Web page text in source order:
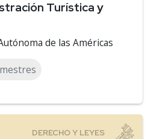
Turística y
de las Américas